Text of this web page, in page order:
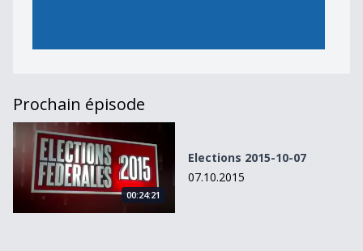
Prochain épisode
Elections 2015-10-07
00:24:21
Elections 2015-10-07
07.10.2015